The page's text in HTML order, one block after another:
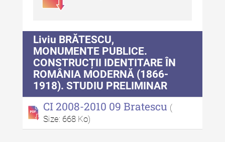
XXII / 2016
Indexul Complet
Anuarul Muzeului Etnografic al
Moldovei
Anuarul Muzeului Etnografic al
Moldovei - XXII / 2022
Anuarul Muzeului Etnografic al
Moldovei - XXI / 2021
Liviu BRĂTESCU,
MONUMENTE PUBLICE.
CONSTRUCȚII IDENTITARE ÎN
ROMÂNIA MODERNĂ (1866-
1918). STUDIU PRELIMINAR
CI 2008-2010 09 Bratescu (
Size: 668 Ko)